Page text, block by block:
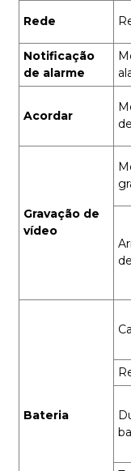
Rede
Notificação
de alarme
Acordar
Gravação de
vídeo
Bateria